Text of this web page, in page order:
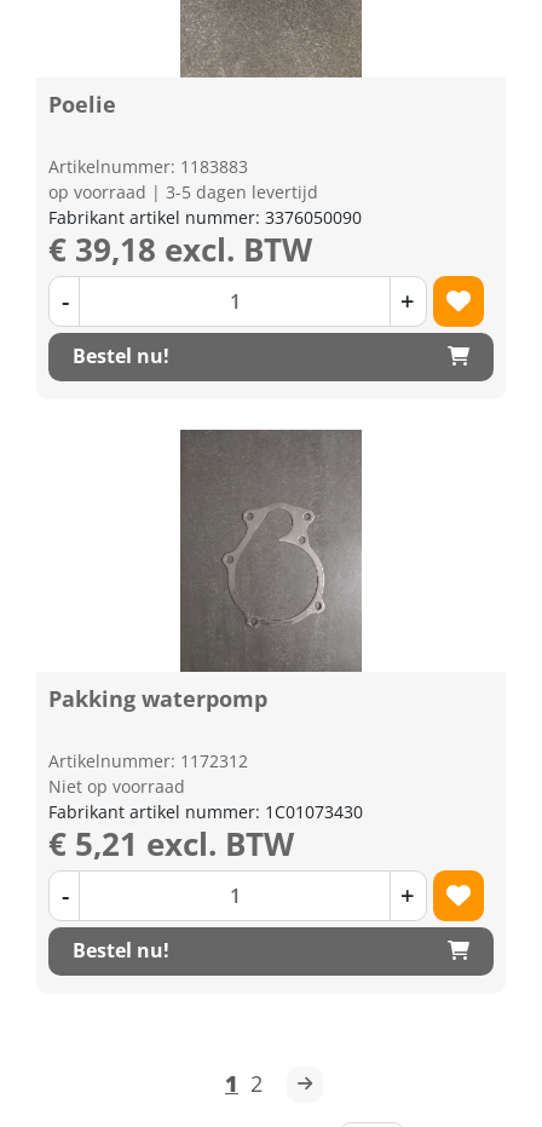
Poelie
Artikelnummer: 1183883
op voorraad | 3-5 dagen levertijd
Fabrikant artikel nummer: 3376050090
€ 39,18 excl. BTW
- +
Bestel nu!
Pakking waterpomp
Artikelnummer: 1172312
Niet op voorraad
Fabrikant artikel nummer: 1C01073430
€ 5,21 excl. BTW
- +
Bestel nu!
1 2